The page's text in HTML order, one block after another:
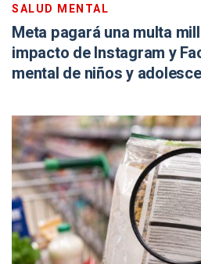
SALUD MENTAL
Meta pagará una multa
impacto de Instagram y
mental de niños y